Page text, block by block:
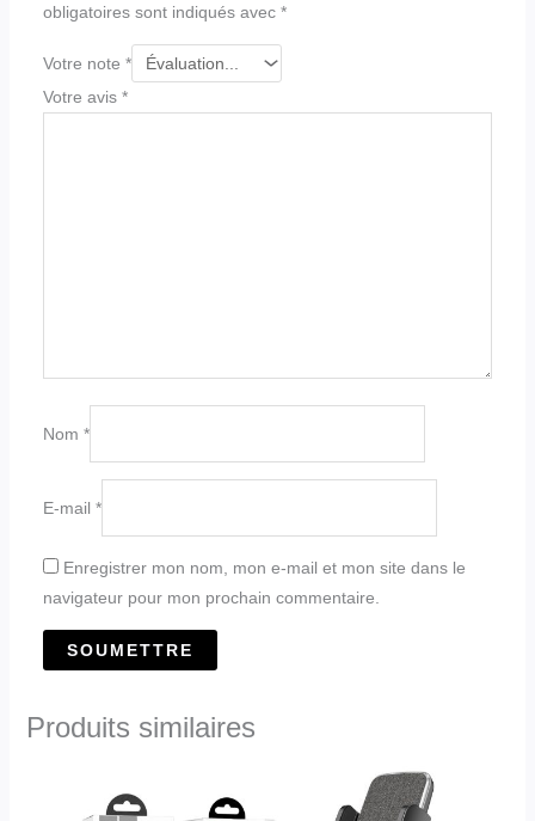
obligatoires sont indiqués avec *
Votre note *
Votre avis *
Nom *
E-mail *
Enregistrer mon nom, mon e-mail et mon site dans le
navigateur pour mon prochain commentaire.
Produits similaires